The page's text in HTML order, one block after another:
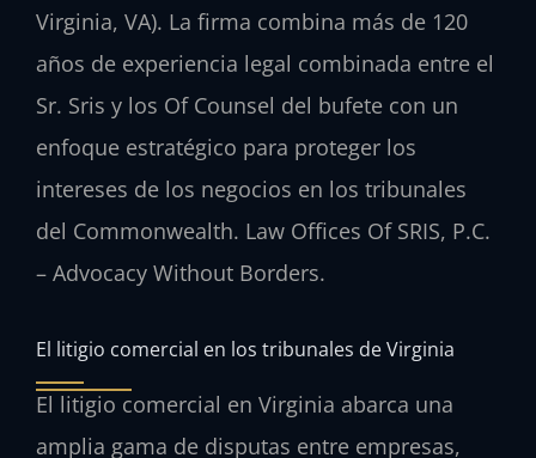
Virginia, VA). La firma combina más de 120
años de experiencia legal combinada entre el
Sr. Sris y los Of Counsel del bufete con un
enfoque estratégico para proteger los
intereses de los negocios en los tribunales
del Commonwealth. Law Offices Of SRIS, P.C.
– Advocacy Without Borders.
El litigio comercial en los tribunales de Virginia
El litigio comercial en Virginia abarca una
amplia gama de disputas entre empresas,